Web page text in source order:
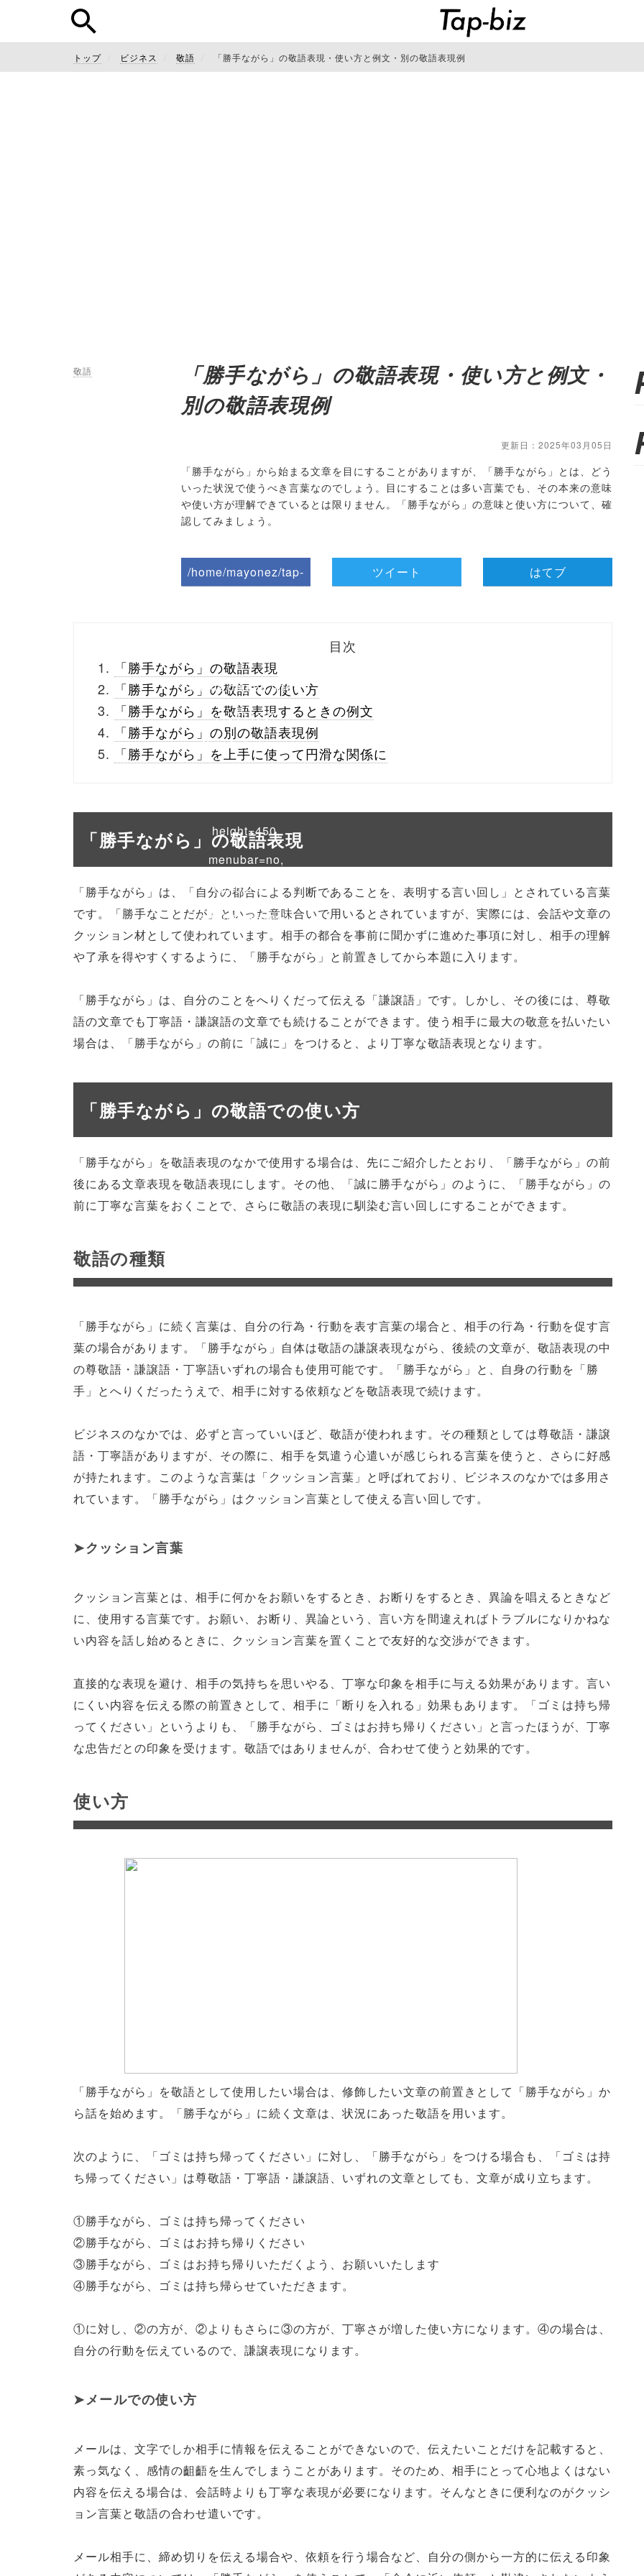
トップ ビジネス 敬語 「勝手ながら」の敬語表現・使い方と例文・別の敬語表現例
敬語
「勝手ながら」の敬語表現・使い方と例文・
別の敬語表現例
更新日：2025年03月05日
「勝手ながら」から始まる文章を目にすることがありますが、「勝手ながら」とは、どう
いった状況で使うべき言葉なのでしょう。目にすることは多い言葉でも、その本来の意味
や使い方が理解できているとは限りません。「勝手ながら」の意味と使い方について、確
認してみましょう。
/home/mayonez/tap-
_theme/parts/sns-
buttons.php on line 10
/1041476"
onclick="window.open
height=450,
menubar=no,
toolbar=no,
scrollbars=yes');
return false;"> シェア
ツイート はてブ
目次
「勝手ながら」の敬語表現
「勝手ながら」の敬語での使い方
「勝手ながら」を敬語表現するときの例文
「勝手ながら」の別の敬語表現例
「勝手ながら」を上手に使って円滑な関係に
「勝手ながら」の敬語表現
「勝手ながら」は、「自分の都合による判断であることを、表明する言い回し」とされている言葉
です。「勝手なことだが」といった意味合いで用いるとされていますが、実際には、会話や文章の
クッション材として使われています。相手の都合を事前に聞かずに進めた事項に対し、相手の理解
や了承を得やすくするように、「勝手ながら」と前置きしてから本題に入ります。
「勝手ながら」は、自分のことをへりくだって伝える「謙譲語」です。しかし、その後には、尊敬
語の文章でも丁寧語・謙譲語の文章でも続けることができます。使う相手に最大の敬意を払いたい
場合は、「勝手ながら」の前に「誠に」をつけると、より丁寧な敬語表現となります。
「勝手ながら」の敬語での使い方
「勝手ながら」を敬語表現のなかで使用する場合は、先にご紹介したとおり、「勝手ながら」の前
後にある文章表現を敬語表現にします。その他、「誠に勝手ながら」のように、「勝手ながら」の
前に丁寧な言葉をおくことで、さらに敬語の表現に馴染む言い回しにすることができます。
敬語の種類
「勝手ながら」に続く言葉は、自分の行為・行動を表す言葉の場合と、相手の行為・行動を促す言
葉の場合があります。「勝手ながら」自体は敬語の謙譲表現ながら、後続の文章が、敬語表現の中
の尊敬語・謙譲語・丁寧語いずれの場合も使用可能です。「勝手ながら」と、自身の行動を「勝
手」とへりくだったうえで、相手に対する依頼などを敬語表現で続けます。
ビジネスのなかでは、必ずと言っていいほど、敬語が使われます。その種類としては尊敬語・謙譲
語・丁寧語がありますが、その際に、相手を気遣う心遣いが感じられる言葉を使うと、さらに好感
が持たれます。このような言葉は「クッション言葉」と呼ばれており、ビジネスのなかでは多用さ
れています。「勝手ながら」はクッション言葉として使える言い回しです。
クッション言葉
クッション言葉とは、相手に何かをお願いをするとき、お断りをするとき、異論を唱えるときなど
に、使用する言葉です。お願い、お断り、異論という、言い方を間違えればトラブルになりかねな
い内容を話し始めるときに、クッション言葉を置くことで友好的な交渉ができます。
直接的な表現を避け、相手の気持ちを思いやる、丁寧な印象を相手に与える効果があります。言い
にくい内容を伝える際の前置きとして、相手に「断りを入れる」効果もあります。「ゴミは持ち帰
ってください」というよりも、「勝手ながら、ゴミはお持ち帰りください」と言ったほうが、丁寧
な忠告だとの印象を受けます。敬語ではありませんが、合わせて使うと効果的です。
使い方
「勝手ながら」を敬語として使用したい場合は、修飾したい文章の前置きとして「勝手ながら」か
ら話を始めます。「勝手ながら」に続く文章は、状況にあった敬語を用います。
次のように、「ゴミは持ち帰ってください」に対し、「勝手ながら」をつける場合も、「ゴミは持
ち帰ってください」は尊敬語・丁寧語・謙譲語、いずれの文章としても、文章が成り立ちます。
①勝手ながら、ゴミは持ち帰ってください
②勝手ながら、ゴミはお持ち帰りください
③勝手ながら、ゴミはお持ち帰りいただくよう、お願いいたします
④勝手ながら、ゴミは持ち帰らせていただきます。
①に対し、②の方が、②よりもさらに③の方が、丁寧さが増した使い方になります。④の場合は、
自分の行動を伝えているので、謙譲表現になります。
メールでの使い方
メールは、文字でしか相手に情報を伝えることができないので、伝えたいことだけを記載すると、
素っ気なく、感情の齟齬を生んでしまうことがあります。そのため、相手にとって心地よくはない
内容を伝える場合は、会話時よりも丁寧な表現が必要になります。そんなときに便利なのがクッシ
ョン言葉と敬語の合わせ遣いです。
メール相手に、締め切りを伝える場合や、依頼を行う場合など、自分の側から一方的に伝える印象